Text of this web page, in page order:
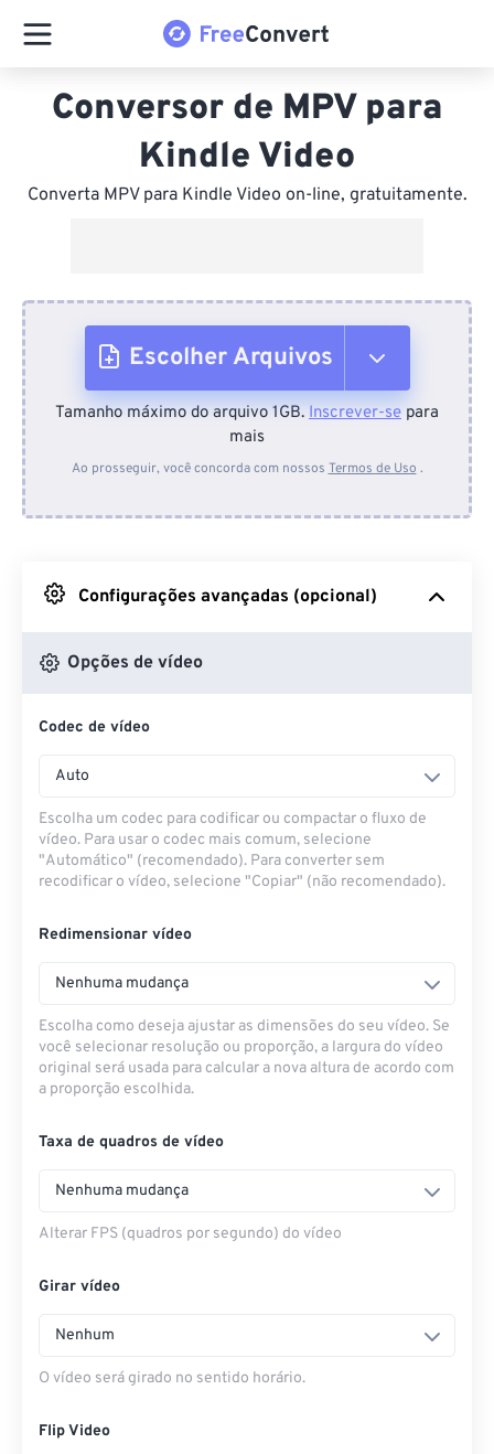
Conversor de MPV para
Kindle Video
Converta MPV para Kindle Video on-line, gratuitamente.
Escolher Arquivos
Do dispositivo
Do Google Drive
Do OneDrive
Tamanho máximo do arquivo 1GB. Inscrever-se para
mais
Ao prosseguir, você concorda com nossos Termos de Uso .
Configurações avançadas (opcional)
Opções de vídeo
Codec de vídeo
Auto
Escolha um codec para codificar ou compactar o fluxo de
vídeo. Para usar o codec mais comum, selecione
"Automático" (recomendado). Para converter sem
recodificar o vídeo, selecione "Copiar" (não recomendado).
Redimensionar vídeo
Nenhuma mudança
Escolha como deseja ajustar as dimensões do seu vídeo. Se
você selecionar resolução ou proporção, a largura do vídeo
original será usada para calcular a nova altura de acordo com
a proporção escolhida.
Taxa de quadros de vídeo
Nenhuma mudança
Alterar FPS (quadros por segundo) do vídeo
Girar vídeo
Nenhum
O vídeo será girado no sentido horário.
Flip Video